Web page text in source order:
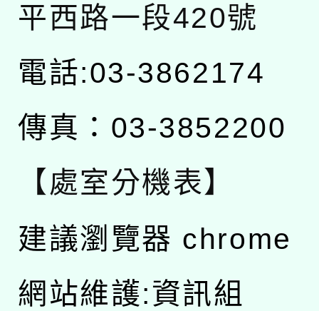
平西路一段420號
電話:03-3862174
傳真：03-3852200
【處室分機表】
建議瀏覽器 chrome
網站維護:資訊組